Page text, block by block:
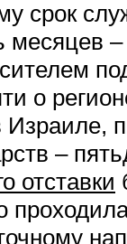
срок
месяцев
о
–
отставки